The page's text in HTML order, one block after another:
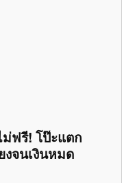
ฟรี! โป๊ะแตก
จนเงินหมด